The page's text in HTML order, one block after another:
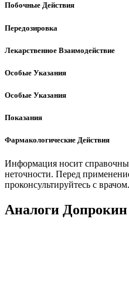
Побочные Действия
Передозировка
Лекарственное Взаимодействие
Особые Указания
Особые Указания
Показания
Фармакологические Действия
Информация носит
неточности. Перед
проконсультируйтесь с врачом.
Аналоги